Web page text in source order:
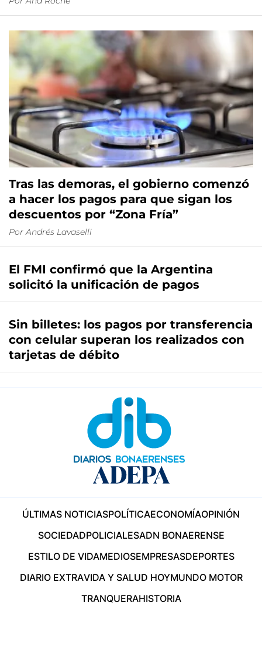
Tras las demoras, el gobierno comenzó
a hacer los pagos para que sigan los
descuentos por “Zona Fría”
Por Andrés Lavaselli
El FMI confirmó que la Argentina
solicitó la unificación de pagos
Sin billetes: los pagos por transferencia
con celular superan los realizados con
tarjetas de débito
ÚLTIMAS NOTICIASPOLÍTICAECONOMÍAOPINIÓN
SOCIEDADPOLICIALESADN BONAERENSE
ESTILO DE VIDAMEDIOSEMPRESASDEPORTES
DIARIO EXTRAVIDA Y SALUD HOYMUNDO MOTOR
TRANQUERAHISTORIA